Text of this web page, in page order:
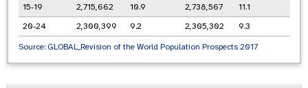
15-19
2,715,662 10.9 2,738,567
11.1
20-24
2,300,399 9.2 2,305,302
9.3
Source: GLOBAL_Revision of the World Population Prospects 2017